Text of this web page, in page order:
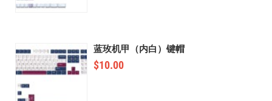
蓝玫机甲（内白）键帽
$10.00